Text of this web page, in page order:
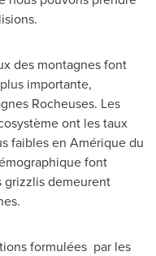
des montagnes font
importante,
Rocheuses. Les
ont les taux
faibles en Amérique du
font
grizzlis demeurent
formulées par les